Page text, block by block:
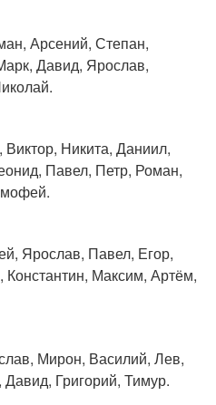
Арсений, Степан,
Давид, Ярослав,
Никита, Даниил,
Павел, Петр, Роман,
Ярослав, Павел, Егор,
Максим, Артём,
Мирон, Василий, Лев,
Григорий, Тимур.